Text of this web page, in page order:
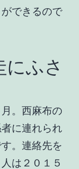
できるので
ふさ
。西麻布の
に連れられ
。連絡先を
は２０１５